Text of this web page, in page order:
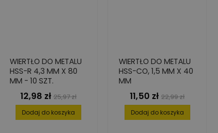
WIERTŁO DO METALU
HSS-R 4,3 MM X 80
MM - 10 SZT.
Cena
12,98 zł Cena
podstawowa
25,97 zł
Dodaj do koszyka
WIERTŁO DO METALU
HSS-CO, 1,5 MM X 40
MM
Cena
11,50 zł Cena
podstawowa
22,99 zł
Dodaj do koszyka